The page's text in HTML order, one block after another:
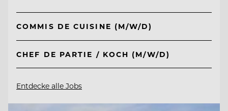
COMMIS DE CUISINE (M/W/D)
CHEF DE PARTIE / KOCH (M/W/D)
Entdecke alle Jobs